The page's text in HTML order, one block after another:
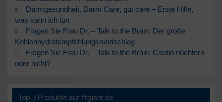
Darmgesundheit, Darm Care, gut care – Erste Hilfe,
was kann ich tun
Fragen Sie Frau Dr. – Talk to the Brain: Der große
Kohlenhydratempfehlungsrundschlag
Fragen Sie Frau Dr. – Talk to the Brain: Cardio nüchtern
oder nicht?
Top 3 Produkte auf fitgiant.de